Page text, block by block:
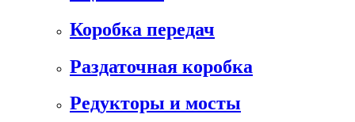
Коробка передач
Раздаточная коробка
Редукторы и мосты